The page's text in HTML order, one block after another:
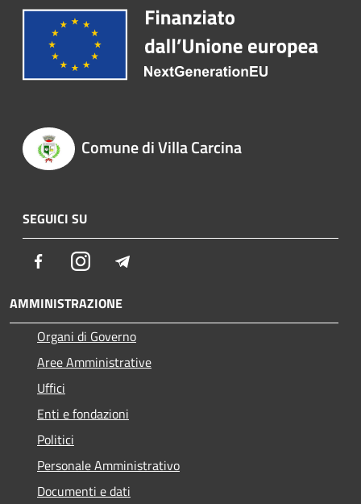
Comune di Villa Carcina
SEGUICI SU
FacebookInstagram
AMMINISTRAZIONE
Organi di Governo
Aree Amministrative
Uffici
Enti e fondazioni
Politici
Personale Amministrativo
Documenti e dati